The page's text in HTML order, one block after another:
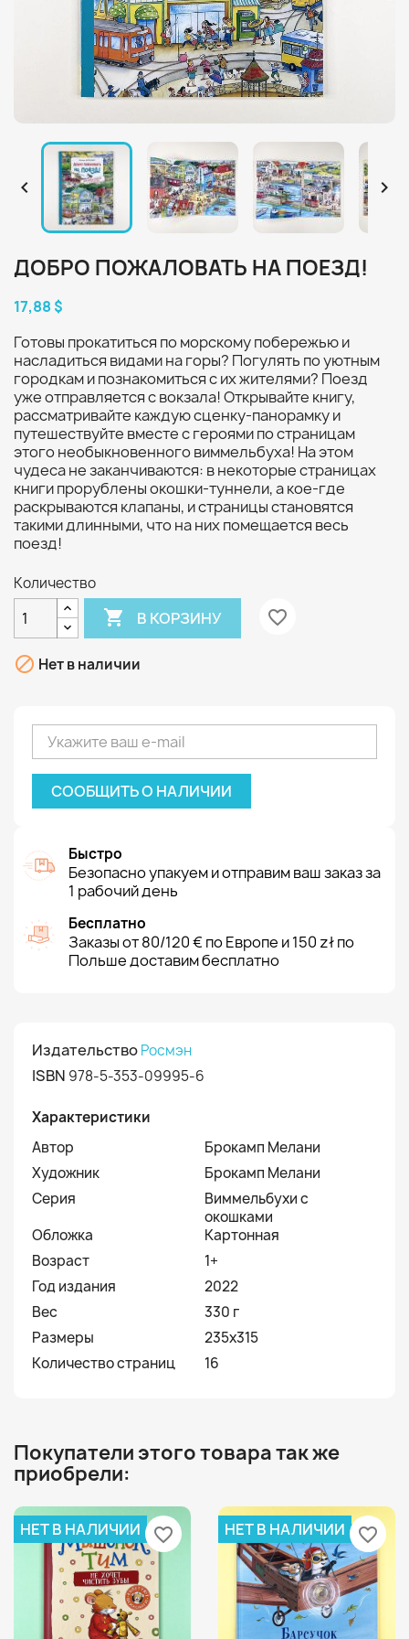
 
ДОБРО ПОЖАЛОВАТЬ НА ПОЕЗД!
17,88 $
Готовы прокатиться по морскому побережью и
насладиться видами на горы? Погулять по уютным
городкам и познакомиться с их жителями? Поезд
уже отправляется с вокзала! Открывайте книгу,
рассматривайте каждую сценку-панорамку и
путешествуйте вместе с героями по страницам
этого необыкновенного виммельбуха! На этом
чудеса не заканчиваются: в некоторые страницах
книги прорублены окошки-туннели, а кое-где
раскрываются клапаны, и страницы становятся
такими длинными, что на них помещается весь
поезд!
Количество
 В КОРЗИНУ favorite_border
 Нет в наличии
СООБЩИТЬ О НАЛИЧИИ
Быстро
Безопасно упакуем и отправим ваш заказ за
1 рабочий день
Бесплатно
Заказы от 80/120 € по Европе и 150 zł по
Польше доставим бесплатно
ИздательствоРосмэн
ISBN 978-5-353-09995-6
Характеристики
Автор
Брокамп Мелани
Художник
Брокамп Мелани
Серия
Виммельбухи с
окошками
Обложка
Картонная
Возраст
1+
Год издания
2022
Вес
330 г
Размеры
235х315
Количество страниц
16
Покупатели этого товара так же
приобрели:
НЕТ В НАЛИЧИИ favorite_border НЕТ В НАЛИЧИИ favorite_border